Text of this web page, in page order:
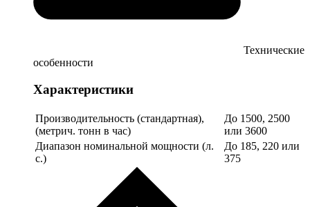
Технические
особенности
Характеристики
Производительность (стандартная),
(метрич. тонн в час)
До 1500, 2500
или 3600
Диапазон номинальной мощности (л.
с.)
До 185, 220 или
375